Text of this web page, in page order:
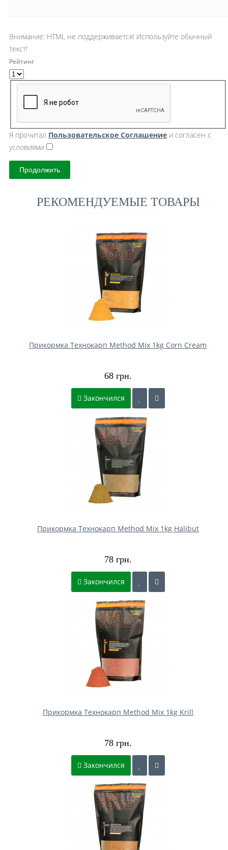
Внимание: HTML не поддерживается! Используйте обычный
текст!
Рейтинг
Я прочитал Пользовательское Cоглашение и согласен с
условиями
Продолжить
РЕКОМЕНДУЕМЫЕ ТОВАРЫ
Прикормка Технокарп Method Mix 1kg Corn Cream
68 грн.
Закончился
Прикормка Технокарп Method Mix 1kg Halibut
78 грн.
Закончился
Прикормка Технокарп Method Mix 1kg Krill
78 грн.
Закончился